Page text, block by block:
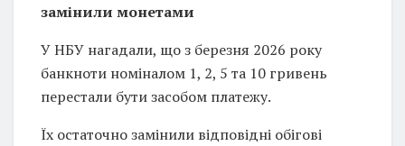
замінили монетами
У НБУ нагадали, що з березня 2026 року
банкноти номіналом 1, 2, 5 та 10 гривень
перестали бути засобом платежу.
Їх остаточно замінили відповідні обігові